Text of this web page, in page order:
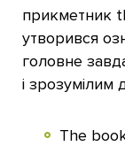
прикметник
утворився
головне
і зрозумілим
The